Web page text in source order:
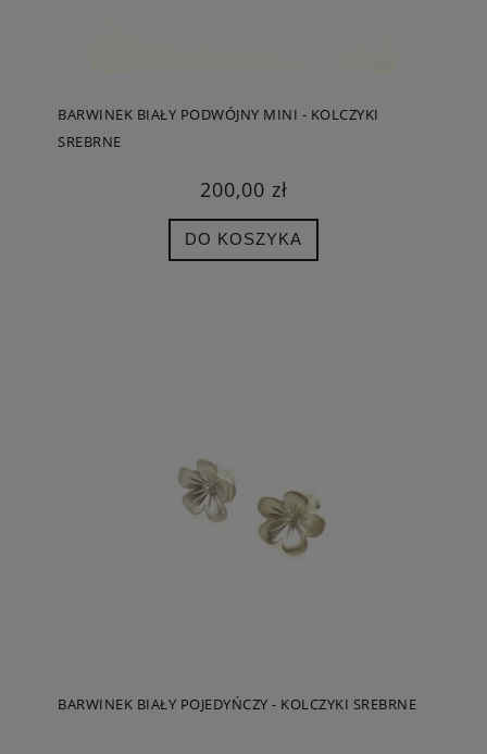
BARWINEK BIAŁY PODWÓJNY MINI - KOLCZYKI
SREBRNE
200,00 zł
DO KOSZYKA
BARWINEK BIAŁY POJEDYŃCZY - KOLCZYKI SREBRNE